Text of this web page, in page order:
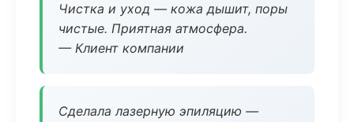
Чистка и уход — кожа дышит, поры
чистые. Приятная атмосфера.
— Клиент компании
Сделала лазерную эпиляцию —